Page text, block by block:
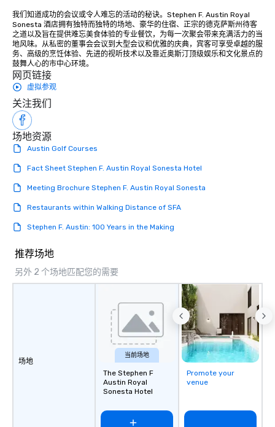
我们知道成功的会议或令人难忘的活动的秘诀。Stephen F. Austin Royal
Sonesta 酒店拥有独特而独特的场地、豪华的住宿、正宗的德克萨斯州待客
之道以及旨在提供难忘美食体验的专业餐饮，为每一次聚会带来充满活力的当
地风味。从私密的董事会会议到大型会议和优雅的庆典，宾客可享受卓越的服
务、高级的烹饪体验、先进的视听技术以及靠近奥斯汀顶级娱乐和文化景点的
鼓舞人心的市中心环境。
网页链接
虚拟参观
关注我们
场地资源
Austin Golf Courses
Fact Sheet Stephen F. Austin Royal Sonesta Hotel
Meeting Brochure Stephen F. Austin Royal Sonesta
Restaurants within Walking Distance of SFA
Stephen F. Austin: 100 Years in the Making
推荐场地
另外 2 个场地匹配您的需要
场地
当前场地
The Stephen F
Austin Royal
Sonesta Hotel
Promote your
venue